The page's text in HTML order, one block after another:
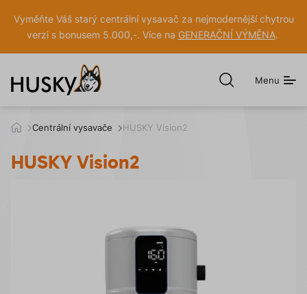
Vyměňte Váš starý centrální vysavač za nejmodernější chytrou
verzi s bonusem 5.000,-. Více na GENERAČNÍ VÝMĚNA.
OtevřítMenu
h
k
Centrální vysavače HUSKY Vision2
HUSKY Vision2